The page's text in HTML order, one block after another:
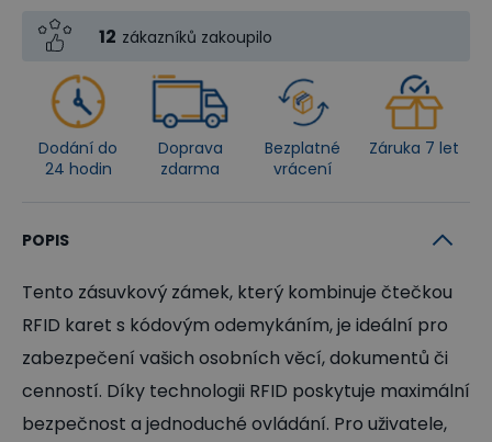
12 zákazníků zakoupilo
Dodání do
24 hodin
Doprava
zdarma
Bezplatné
vrácení
Záruka 7 let
POPIS
Tento zásuvkový zámek, který kombinuje čtečkou
RFID karet s kódovým odemykáním, je ideální pro
zabezpečení vašich osobních věcí, dokumentů či
cenností. Díky technologii RFID poskytuje maximální
bezpečnost a jednoduché ovládání. Pro uživatele,